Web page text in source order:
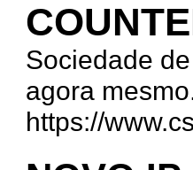
Sociedade
agora
https://